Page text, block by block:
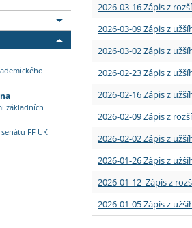
základních
FF UK
2026-03-16 Zápis z
2026-03-09 Zápis z
2026-03-02 Zápis z
2026-02-23 Zápis z
2026-02-16 Zápis z
2026-02-09 Zápis z
2026-02-02 Zápis z
2026-01-26 Zápis z
2026-01-12 Zápis z
2026-01-05 Zápis z